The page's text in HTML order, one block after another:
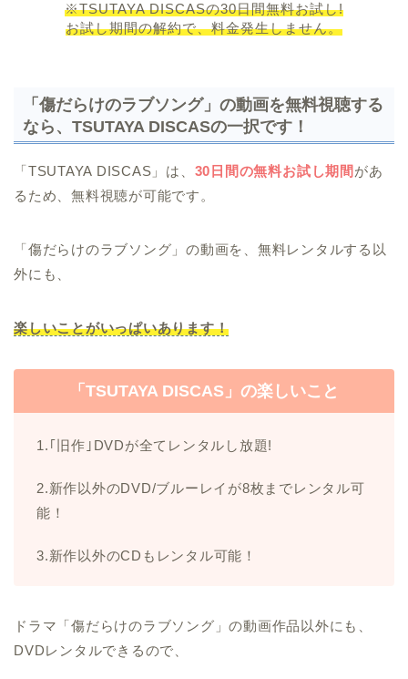
※TSUTAYA DISCASの30日間無料お試し!
お試し期間の解約で、料金発生しません。
「傷だらけのラブソング」の動画を無料視聴する
なら、TSUTAYA DISCASの一択です！
「TSUTAYA DISCAS」は、 30日間の無料お試し期間 があ
るため、無料視聴が可能です。
「傷だらけのラブソング」の動画を、無料レンタルする以
外にも、
楽しいことがいっぱいあります！
「TSUTAYA DISCAS」の楽しいこと
1.｢旧作｣DVDが全てレンタルし放題!
2.新作以外のDVD/ブルーレイが8枚までレンタル可
能！
3.新作以外のCDもレンタル可能！
ドラマ「傷だらけのラブソング」の動画作品以外にも、
DVDレンタルできるので、